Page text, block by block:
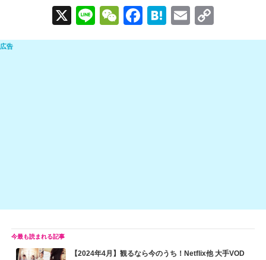
X
Li
n
W
e
F
a
H
at
E
m o
【2024年4月】観るなら今のうち！Netflix他 大手VOD